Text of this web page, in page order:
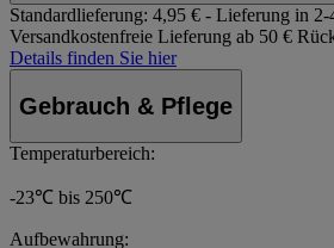
Standardlieferung: 4,95 € - Lieferung in 2-
Versandkostenfreie Lieferung ab 50 €
Details finden Sie hier
Gebrauch & Pflege
Temperaturbereich:
-23℃ bis 250℃
Aufbewahrung: